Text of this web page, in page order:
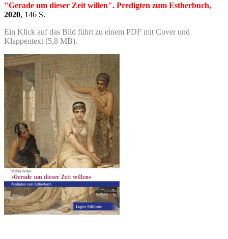
"Gerade um dieser Zeit willen". Predigten zum Estherbuch,
2020, 146 S.
Ein Klick auf das Bild führt zu einem PDF mit Cover und
Klappentext (5,8 MB).